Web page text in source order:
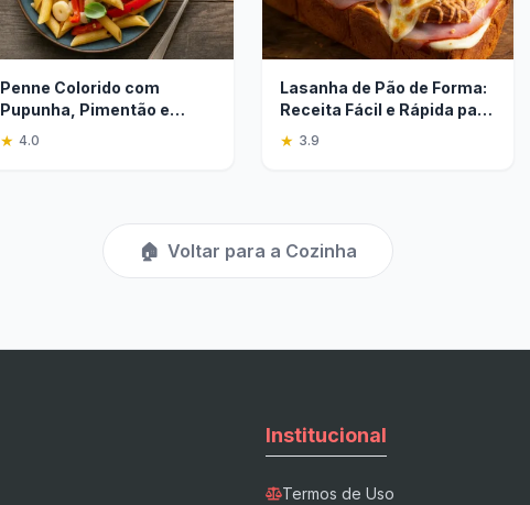
Penne Colorido com
Pupunha, Pimentão e
Manjericão Fresco
★ 4.0
Lasanha de Pão de Forma:
Receita Fácil e Rápida para
o Dia a Dia
★ 3.9
🏠 Voltar para a Cozinha
Institucional
Termos de Uso